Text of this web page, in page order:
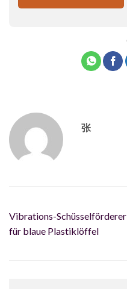
张
Vibrations-Schüsselförderer
für blaue Plastiklöffel